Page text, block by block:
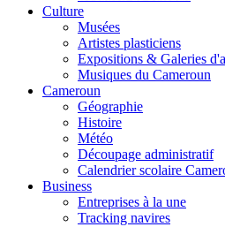
Culture
Musées
Artistes plasticiens
Expositions & Galeries
Musiques du Cameroun
Cameroun
Géographie
Histoire
Météo
Découpage administratif
Calendrier scolaire
Business
Entreprises à la une
Tracking navires